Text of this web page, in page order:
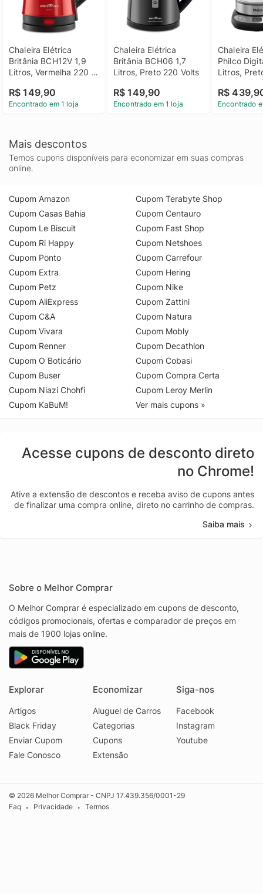
Chaleira Elétrica
Britânia BCH12V 1,9
Litros, Vermelha 220
R$ 149,90
Encontrado em 1 loja
Chaleira Elétrica
Britânia BCH06 1,7
Litros, Preto 220 Volts
R$ 149,90
Encontrado em 1 loja
Chaleira
Philco
Litros,
R$
Encontrado
Mais descontos
Temos cupons disponíveis para economizar em suas compras
online.
Cupom Amazon
Cupom Casas Bahia
Cupom Le Biscuit
Cupom Ri Happy
Cupom Ponto
Cupom Extra
Cupom Petz
Cupom AliExpress
Cupom C&A
Cupom Vivara
Cupom Renner
Cupom O Boticário
Cupom Buser
Cupom Niazi Chohfi
Cupom KaBuM!
Cupom Terabyte Shop
Cupom Centauro
Cupom Fast Shop
Cupom Netshoes
Cupom Carrefour
Cupom Hering
Cupom Nike
Cupom Zattini
Cupom Natura
Cupom Mobly
Cupom Decathlon
Cupom Cobasi
Cupom Compra Certa
Cupom Leroy Merlin
Ver mais cupons »
Acesse cupons de desconto direto
no Chrome!
Ative a extensão de descontos e receba aviso de cupons antes
de finalizar uma compra online, direto no carrinho de compras.
Saiba mais
Sobre o Melhor Comprar
O Melhor Comprar é especializado em cupons de desconto,
códigos promocionais, ofertas e comparador de preços em
mais de 1900 lojas online.
Explorar
Artigos
Black Friday
Enviar Cupom
Fale Conosco
Economizar
Aluguel de Carros
Categorias
Cupons
Extensão
Siga-nos
Facebook
Instagram
Youtube
© 2026 Melhor Comprar - CNPJ 17.439.356/0001-29
Faq
• Privacidade • Termos